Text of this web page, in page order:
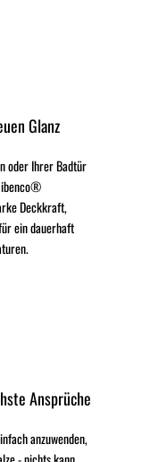
Glanz
oder Ihrer Badtür
Deckkraft,
ein dauerhaft
Ansprüche
anzuwenden,